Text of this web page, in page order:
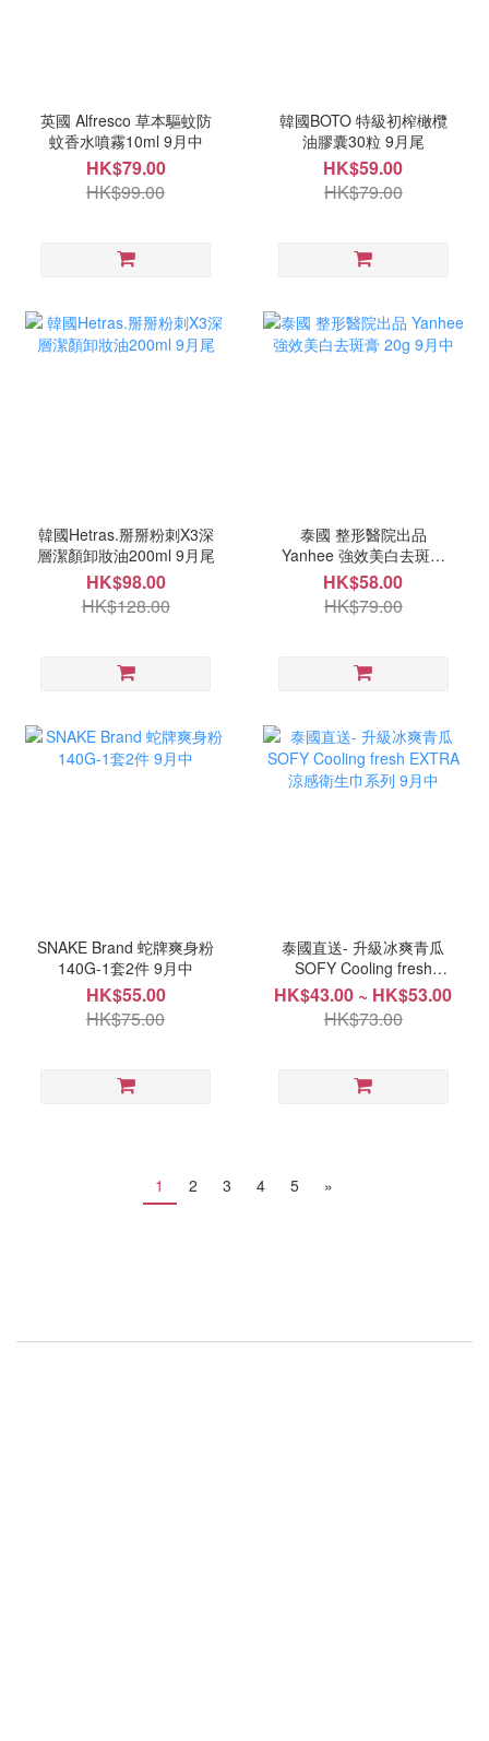
英國 Alfresco 草本驅蚊防
蚊香水噴霧10ml 9月中
HK$79.00
HK$99.00
韓國BOTO 特級初榨橄欖
油膠囊30粒 9月尾
HK$59.00
HK$79.00
韓國Hetras.掰掰粉刺X3深
層潔顏卸妝油200ml 9月尾
HK$98.00
HK$128.00
泰國 整形醫院出品
Yanhee 強效美白去斑膏
20g 9月中
HK$58.00
HK$79.00
SNAKE Brand 蛇牌爽身粉
140G-1套2件 9月中
HK$55.00
HK$75.00
泰國直送- 升級冰爽青瓜
SOFY Cooling fresh
EXTRA 涼感衛生巾系列 9
月中
HK$43.00 ~ HK$53.00
HK$73.00
1 2 3 4 5 »